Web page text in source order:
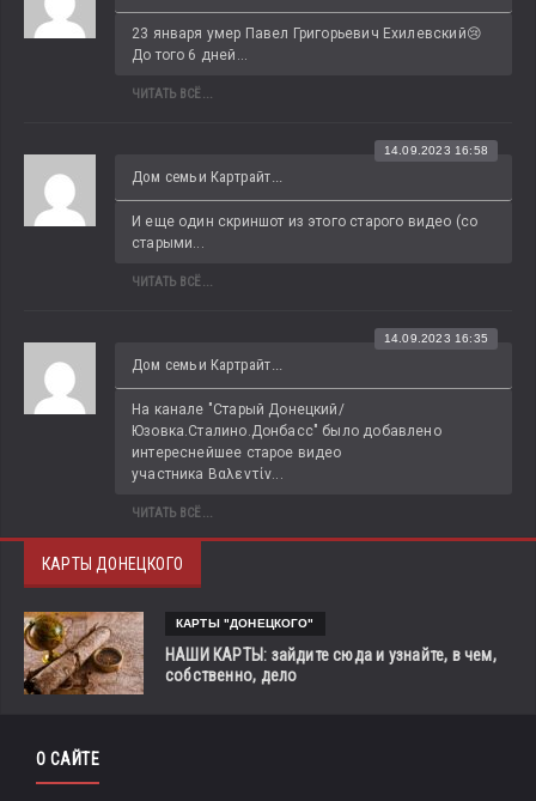
23 января умер Павел Григорьевич Ехилевский😢
До того 6 дней...
ЧИТАТЬ ВСЁ...
Дом семьи Картрайт...
14.09.2023 16:58
И еще один скриншот из этого старого видео (со
старыми...
ЧИТАТЬ ВСЁ...
Дом семьи Картрайт...
14.09.2023 16:35
На канале "Старый Донецкий/
Юзовка.Сталино.Донбасс" было добавлено
интереснейшее старое видео
участника Βαλεντίν...
ЧИТАТЬ ВСЁ...
КАРТЫ ДОНЕЦКОГО
КАРТЫ "ДОНЕЦКОГО"
НАШИ КАРТЫ: зайдите сюда и узнайте, в чем,
собственно, дело
О САЙТЕ